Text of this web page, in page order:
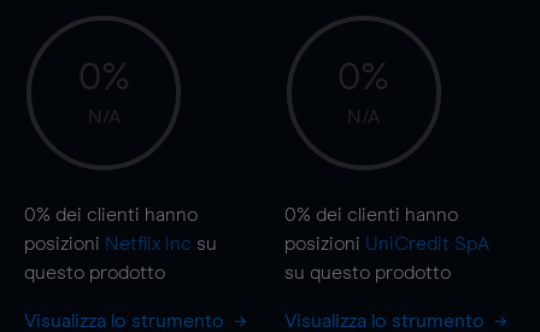
0%
N/A
0% dei clienti hanno
posizioni Netflix Inc su
questo prodotto
Visualizza lo strumento
0%
N/A
0% dei clienti hanno
posizioni UniCredit SpA
su questo prodotto
Visualizza lo strumento